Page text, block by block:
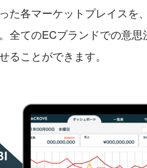
た各マーケットプレイスを
全てのECブランドでの意
ることができます。